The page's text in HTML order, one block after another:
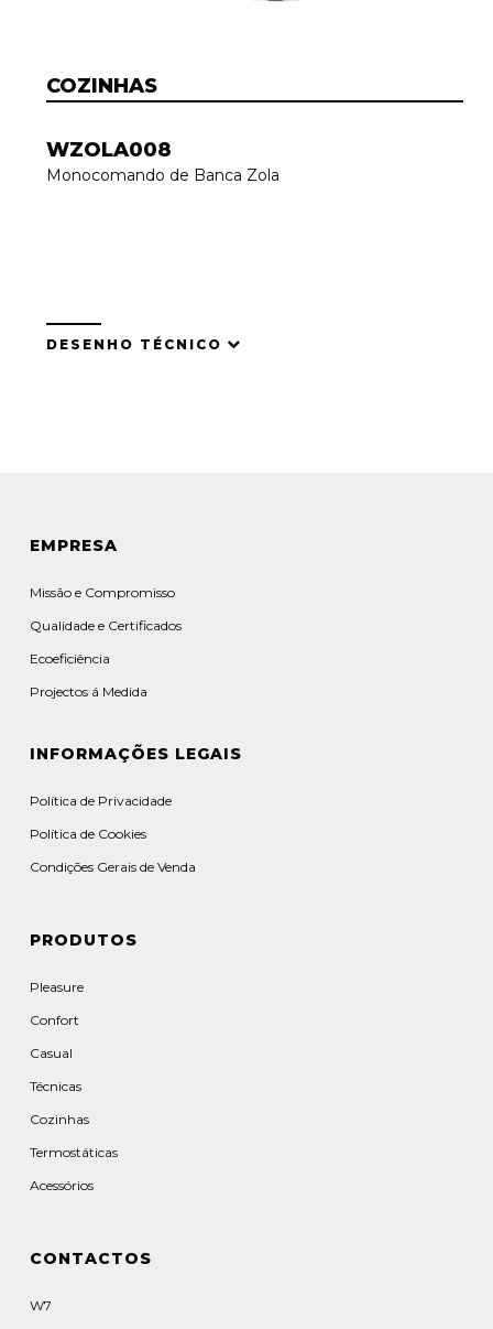
COZINHAS
WZOLA008
Monocomando de Banca Zola
DESENHO TÉCNICO
EMPRESA
Missão e Compromisso
Qualidade e Certificados
Ecoeficiência
Projectos á Medida
INFORMAÇÕES LEGAIS
Política de Privacidade
Política de Cookies
Condições Gerais de Venda
PRODUTOS
Pleasure
Confort
Casual
Técnicas
Cozinhas
Termostáticas
Acessórios
CONTACTOS
W7